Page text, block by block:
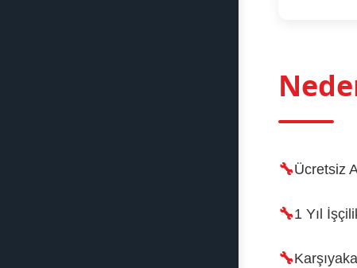
Ücretsiz
1 Yıl